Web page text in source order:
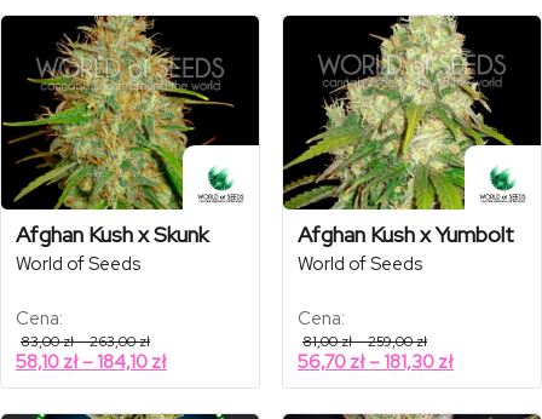
236,00 zł53,90 zł
do
165,20 zł
Afghan Kush x Skunk
World of Seeds
Cena:
83,00zł–263,00złZakres
cen:
od
83,00 zł
58,10 zł – 184,10 złZakres
cen:
Afghan Kush x Yumbolt
World of Seeds
Cena:
81,00zł–259,00złZakres
cen:
od
81,00 zł
56,70 zł – 181,30 złZakres
cen: